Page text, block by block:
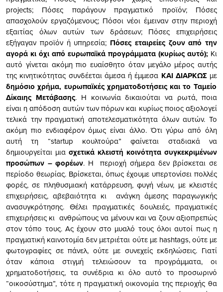
projects; Πόσες παράγουν πραγματικό προϊόν; Πόσες
απασχολούν εργαζόμενους; Πόσοι νέοι έμειναν στην περιοχή
εξαιτίας όλων αυτών των δράσεων; Πόσες επιχειρήσεις
εξήγαγαν προϊόν ή υπηρεσία; Πόσες εταιρείες ζουν από την
αγορά κι όχι από ευρωπαϊκά προγράμματα (κυρίως αυτό); Κι
αυτό γίνεται ακόμη πιο ευαίσθητο όταν μεγάλο μέρος αυτής
της κινητικότητας συνδέεται άμεσα ή έμμεσα ΚΑΙ ΔΙΑΡΚΩΣ με
δημόσιο χρήμα, ευρωπαϊκές χρηματοδοτήσεις και το Ταμείο
Δίκαιης Μετάβασης. Η κοινωνία δικαιούται να ρωτά, ποια
είναι η απόδοση αυτών των πόρων και κυρίως ποιος αξιολογεί
τελικά την πραγματική αποτελεσματικότητα όλων αυτών. Το
ακόμη πιο ενδιαφέρον όμως είναι άλλο. Ότι γύρω από όλη
αυτή τη “startup κουλτούρα” φαίνεται σταδιακά να
δημιουργείται μια σχετικά κλειστή κοινότητα συγκεκριμένων
προσώπων – φορέων. Η περιοχή σήμερα δεν βρίσκεται σε
περίοδο θεωρίας. Βρίσκεται, όπως έχουμε υπερτονίσει πολλές
φορές, σε πληθυσμιακή κατάρρευση, φυγή νέων, με κλειστές
επιχειρήσεις, αβεβαιότητα κι ανάγκη άμεσης παραγωγικής
ανασυγκρότησης. Θέλει πραγματικές δουλειές, πραγματικές
επιχειρήσεις κι ανθρώπους να μένουν και να ζουν αξιοπρεπώς
στον τόπο τους. Ας έχουν στο μυαλό τους όλοι αυτοί πως η
πραγματική καινοτομία δεν μετριέται ούτε με hashtags, ούτε με
φωτογραφίες σε πάνελ, ούτε με συνεχείς εκδηλώσεις. Γιατί
όταν κάποια στιγμή τελειώσουν τα προγράμματα, οι
χρηματοδοτήσεις, τα συνέδρια κι όλο αυτό το προσωρινό
“οικοσύστημα”, τότε η πραγματική οικονομία της περιοχής θα